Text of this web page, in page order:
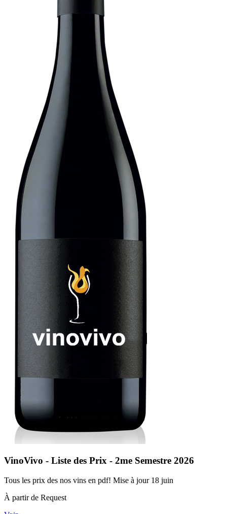
VinoVivo - Liste des Prix - 2me Semestre 2026
Tous les prix des nos vins en pdf! Mise à jour 18 juin
À partir de Request